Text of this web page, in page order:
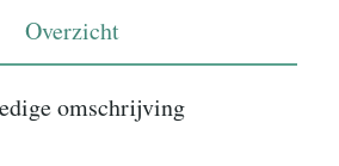
Overzicht
omschrijving